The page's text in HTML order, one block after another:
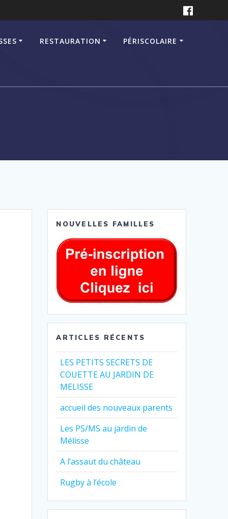
RESTAURATION PÉRISCOLAIRE
NOUVELLES FAMILLES
ARTICLES RÉCENTS
LES PETITS SECRETS DE
COUETTE AU JARDIN DE
MELISSE
accueil des nouveaux parents
Les PS/MS au jardin de
Mélisse
A l’assaut du château
Rugby à l’école